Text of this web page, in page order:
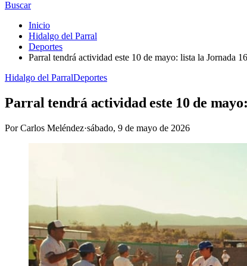
Buscar
Inicio
Hidalgo del Parral
Deportes
Parral tendrá actividad este 10 de mayo: lista la Jornada
Hidalgo del ParralDeportes
Parral tendrá actividad este 10 de
PorCarlos Meléndez·sábado, 9 de mayo de 2026